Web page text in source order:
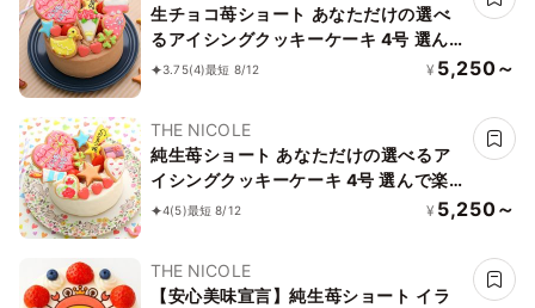
生チョコ苺ショート あなただけの選べ
るアイシングクッキーケーキ 4号 選ん
で楽しい！！ ＊アイシングデコ当日配
3.75(4)最短 8/12 ¥ 5,250～
THE NICOLE
純生苺ショート あなただけの選べるア
イシングクッキーケーキ 4号 選んで楽
しい！！ ＊アイシングデコ当日配送商
4(5)最短 8/12 ¥ 5,250～
THE NICOLE
【安心美味宣言】純生苺ショート イラ